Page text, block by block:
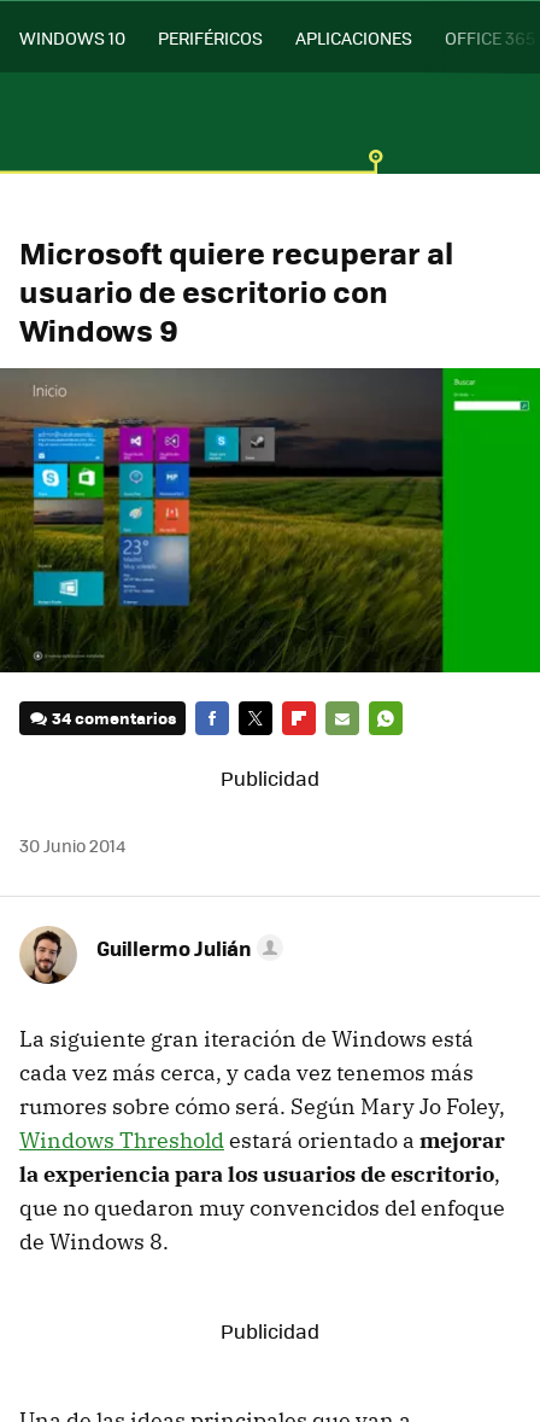
WINDOWS 10 PERIFÉRICOS APLICACIONES OFFICE 365
Microsoft quiere recuperar al
usuario de escritorio con
Windows 9
34 comentarios
30 Junio 2014
Guillermo Julián
La siguiente gran iteración de Windows está
cada vez más cerca, y cada vez tenemos más
rumores sobre cómo será. Según Mary Jo Foley,
Windows Thresholdestará orientado a mejorar
la experiencia para los usuarios de escritorio,
que no quedaron muy convencidos del enfoque
de Windows 8.